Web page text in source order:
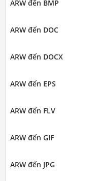
ARW đến BMP
ARW đến DOC
ARW đến DOCX
ARW đến EPS
ARW đến FLV
ARW đến GIF
ARW đến JPG